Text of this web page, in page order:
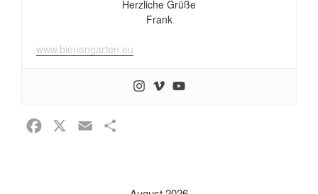
Herzliche Grüße
Frank
www.bienengarten.eu